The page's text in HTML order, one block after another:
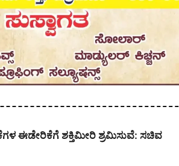
ಈಡೇರಿಕೆಗೆ ಶಕ್ತಿಮೀರಿ ಶ್ರಮಿಸುವೆ: ಸಚಿವ